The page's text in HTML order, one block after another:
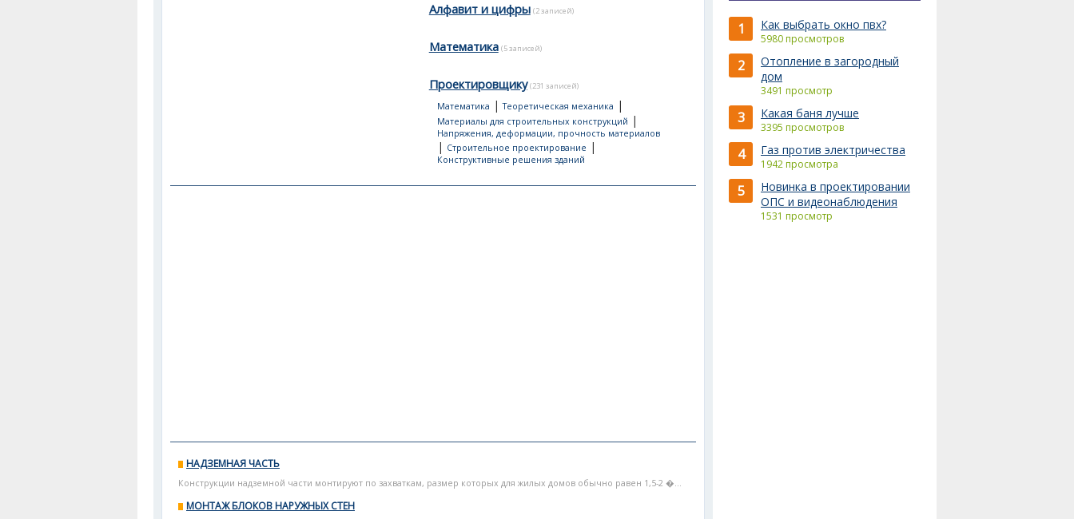
Алфавит и цифры (2 записей)
Математика (5 записей)
Проектировщику (231 записей)
Математика |Теоретическая механика |
Материалы для строительных конструкций |
Напряжения, деформации, прочность материалов
| Строительное проектирование |
Конструктивные решения зданий
НАДЗЕМНАЯ ЧАСТЬ
Конструкции надземной части монтируют по захваткам, размер которых для жилых домов обычно равен 1,5-2 �...
МОНТАЖ БЛОКОВ НАРУЖНЫХ СТЕН
1 Как выбрать окно пвх?
5980 просмотров
2
Отопление в загородный
дом
3491 просмотр
3 Какая баня лучше
3395 просмотров
4 Газ против электричества
1942 просмотра
5
Новинка в проектировании
ОПС и видеонаблюдения
1531 просмотр